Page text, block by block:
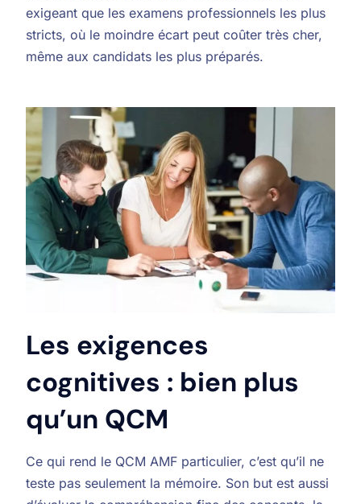
exigeant que les examens professionnels les plus
stricts, où le moindre écart peut coûter très cher,
même aux candidats les plus préparés.
Les exigences
cognitives : bien plus
qu’un QCM
Ce qui rend le QCM AMF particulier, c’est qu’il ne
teste pas seulement la mémoire. Son but est aussi